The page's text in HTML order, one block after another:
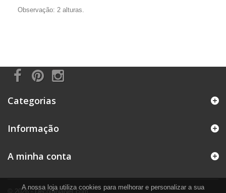
Observação: 2 alturas.
Categorias
Informação
© 2026 - DecoraNaNet.com
A minha conta
A nossa loja utiliza cookies para melhorar e personalizar a sua